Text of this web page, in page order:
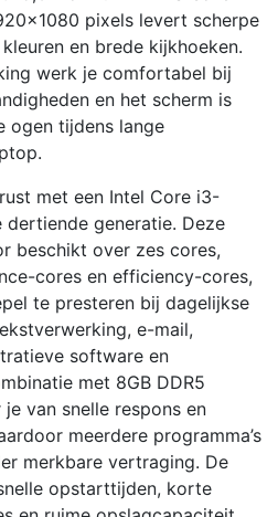
pixels levert scherpe
en brede kijkhoeken.
werk je comfortabel bij
en het scherm is
ogen tijdens lange
met een Intel Core i3-
dertiende generatie. Deze
beschikt over zes cores,
cores en efficiency-cores,
te presteren bij dagelijkse
e-mail,
software en
met 8GB DDR5
van snelle respons en
meerdere programma’s
merkbare vertraging. De
opstarttijden, korte